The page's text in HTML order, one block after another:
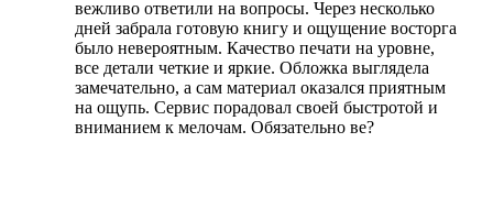
вежливо ответили на вопросы. Через несколько
дней забрала готовую книгу и ощущение восторга
было невероятным. Качество печати на уровне,
все детали четкие и яркие. Обложка выглядела
замечательно, а сам материал оказался приятным
на ощупь. Сервис порадовал своей быстротой и
вниманием к мелочам. Обязательно ве?